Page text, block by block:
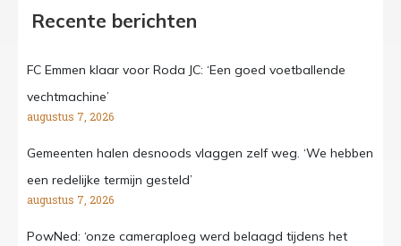
Recente berichten
FC Emmen klaar voor Roda JC: ‘Een goed voetballende
vechtmachine’
augustus 7, 2026
Gemeenten halen desnoods vlaggen zelf weg. ‘We hebben
een redelijke termijn gesteld’
augustus 7, 2026
PowNed: ‘onze cameraploeg werd belaagd tijdens het